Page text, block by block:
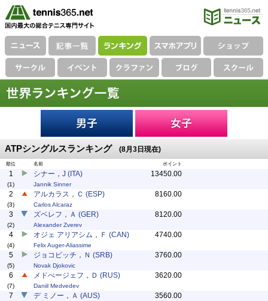
ATPシングルスランキング (8月3日現在)
順位 名前 ポイント
1
(1)
シナー，J (ITA)
Jannik Sinner
13450.00
2
(3)
アルカラス，Ｃ (ESP)
Carlos Alcaraz
8160.00
3
(2)
ズベレフ，Ａ (GER)
Alexander Zverev
8120.00
4
(4)
オジェ アリアシム，Ｆ (CAN)
Felix Auger-Aliassime
4740.00
5
(5)
ジョコビッチ，Ｎ (SRB)
Novak Djokovic
3760.00
6
(7)
メドべージェフ，Ｄ (RUS)
Daniil Medvedev
3620.00
7 デ ミノー，Ａ (AUS) 3560.00